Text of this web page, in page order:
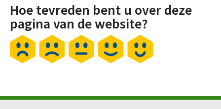
Hoe tevreden bent u over deze
pagina van de website?